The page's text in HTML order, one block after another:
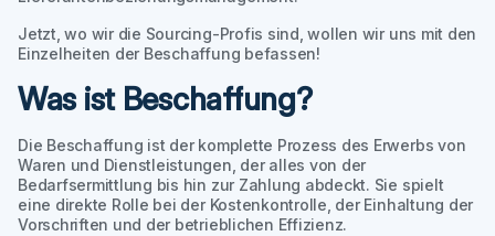
Jetzt, wo wir die Sourcing-Profis sind, wollen wir uns mit den
Einzelheiten der Beschaffung befassen!
Was ist Beschaffung?
Die Beschaffung ist der komplette Prozess des Erwerbs von
Waren und Dienstleistungen, der alles von der
Bedarfsermittlung bis hin zur Zahlung abdeckt. Sie spielt
eine direkte Rolle bei der Kostenkontrolle, der Einhaltung der
Vorschriften und der betrieblichen Effizienz.